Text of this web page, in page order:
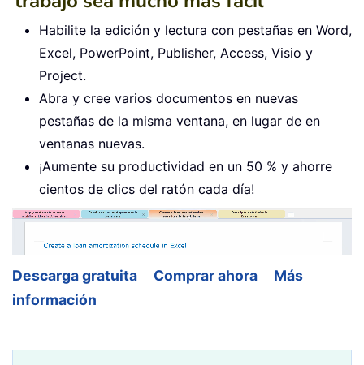
Habilite la edición y lectura con pestañas en Word,
Excel, PowerPoint, Publisher, Access, Visio y
Project.
Abra y cree varios documentos en nuevas
pestañas de la misma ventana, en lugar de en
ventanas nuevas.
¡Aumente su productividad en un 50 % y ahorre
cientos de clics del ratón cada día!
Descarga gratuita Comprar ahora
Más
información